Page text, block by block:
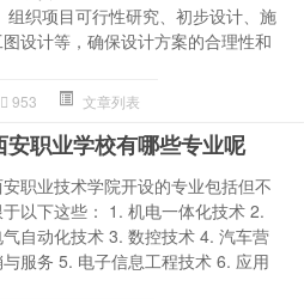
组织项目可行性研究、初步设计、施
设计等，确保设计方案的合理性和
953 文章列表
安职业学校有哪些专业呢
职业技术学院开设的专业包括但不
以下这些： 1. 机电一体化技术 2.
气自动化技术 3. 数控技术 4. 汽车营
服务 5. 电子信息工程技术 6. 应用